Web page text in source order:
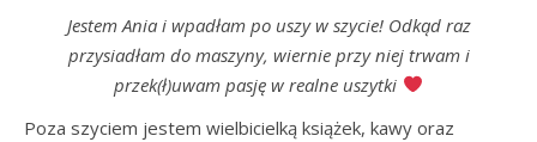
Jestem Ania i wpadłam po uszy w szycie! Odkąd raz
przysiadłam do maszyny, wiernie przy niej trwam i
przek(ł)uwam pasję w realne uszytki
Poza szyciem jestem wielbicielką książek, kawy oraz